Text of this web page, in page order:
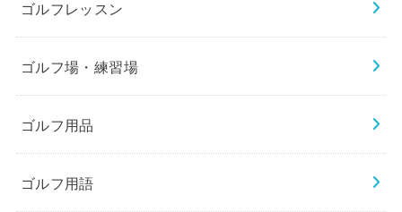
ゴルフレッスン
ゴルフ場・練習場
ゴルフ用品
ゴルフ用語